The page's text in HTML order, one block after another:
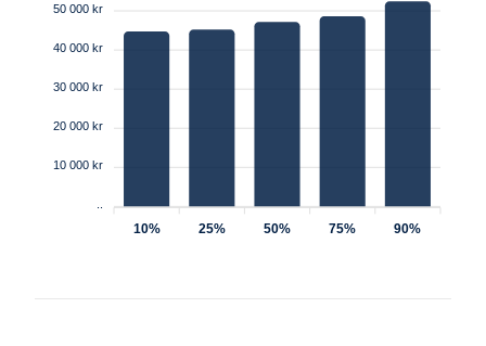
50 000 kr
40 000 kr
30 000 kr
20 000 kr
10 000 kr
10% 25% 50% 75% 90%